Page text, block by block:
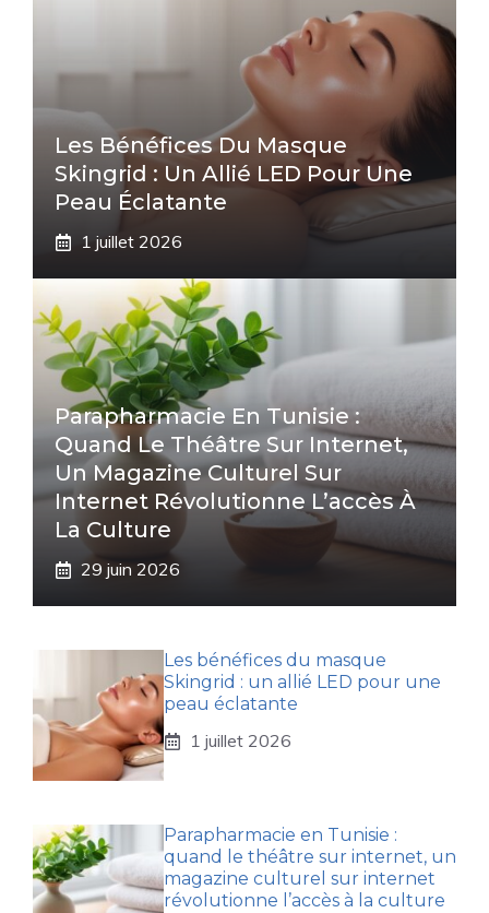
Les Bénéfices Du Masque
Skingrid : Un Allié LED Pour Une
Peau Éclatante
1 juillet 2026
Parapharmacie En Tunisie :
Quand Le Théâtre Sur Internet,
Un Magazine Culturel Sur
Internet Révolutionne L’accès À
La Culture
29 juin 2026
Les bénéfices du masque
Skingrid : un allié LED pour une
peau éclatante
1 juillet 2026
Parapharmacie en Tunisie :
quand le théâtre sur internet, un
magazine culturel sur internet
révolutionne l’accès à la culture